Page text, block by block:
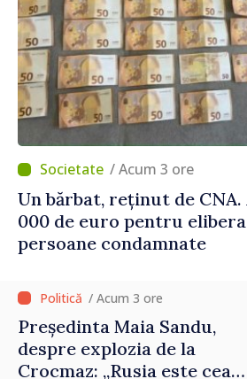
/ Acum 3 ore
Un bărbat, reținut de
000 de euro pentru
persoane condamnate
/ Acum 3 ore
Președinta Maia Sandu,
despre explozia de la
Crocmaz: „Rusia este cea